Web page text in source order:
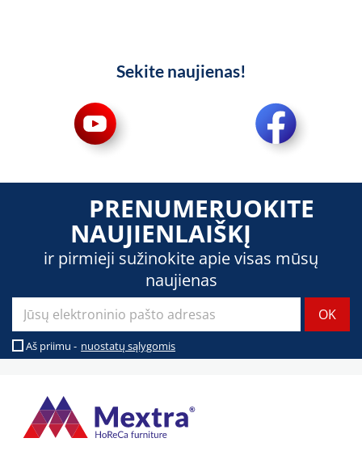
Sekite naujienas!
PRENUMERUOKITE
NAUJIENLAIŠKĮ
ir pirmieji sužinokite apie visas mūsų
naujienas
Aš priimu - nuostatų sąlygomis